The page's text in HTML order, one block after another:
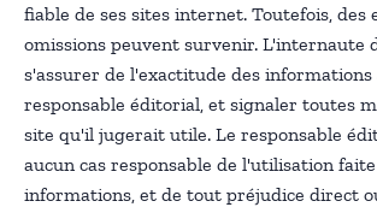
fiable de ses sites internet. Toutefois, des
omissions peuvent survenir. L'internaute
s'assurer de l'exactitude des
responsable éditorial, et signaler toutes
site qu'il jugerait utile. Le responsable
aucun cas responsable de l'utilisation
informations, et de tout préjudice direct